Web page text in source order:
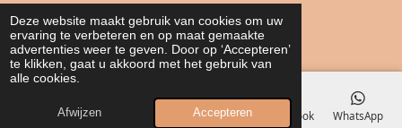
Deze website maakt gebruik van cookies om uw
ervaring te verbeteren en op maat gemaakte
advertenties weer te geven. Door op ‘Accepteren’
te klikken, gaat u akkoord met het gebruik van
alle cookies.
Afwijzen Accepteren
Privacy Verklaring
E-mailadres Telefoonnummer Kaart Facebook WhatsApp